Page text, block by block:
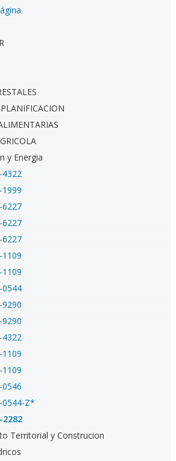
y Energia
4322
1999
6227
6227
6227
1109
1109
0544
9290
9290
4322
1109
1109
0546
0544-Z*
2282
Territorial y Construcion